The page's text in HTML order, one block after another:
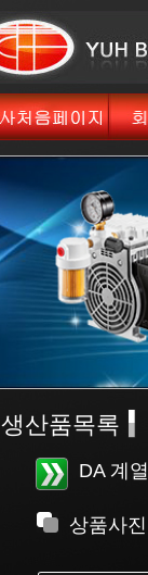
생산품목록
DA 계
상품사진